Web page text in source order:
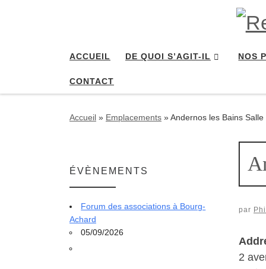
ACCUEIL DE QUOI S’AGIT-IL NOS
CONTACT
Accueil » Emplacements »Andernos les Bains Salle
par
2
ÉVÈNEMENTS
Forum des associations à Bourg-
Achard
05/09/2026